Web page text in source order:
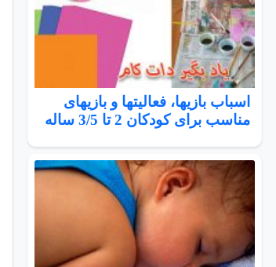
اسباب بازیها، فعالیتها و بازیهای
مناسب برای کودکان 2 تا 3/5 ساله